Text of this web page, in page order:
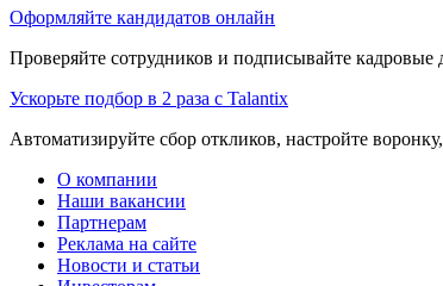
Оформляйте кандидатов онлайн
Проверяйте сотрудников и подписывайте
Ускорьте подбор в 2 раза с Talantix
Автоматизируйте сбор откликов, настройте
О компании
Наши вакансии
Партнерам
Реклама на сайте
Новости и статьи